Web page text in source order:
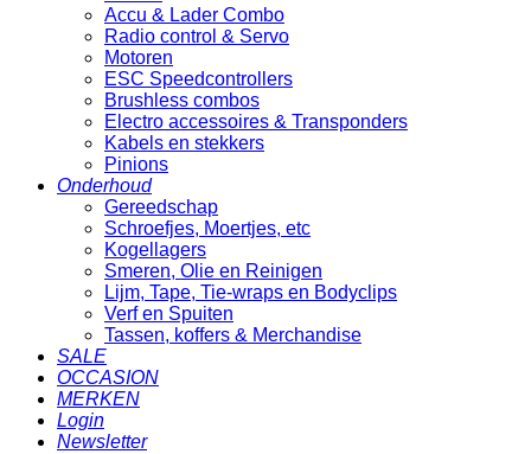
Accu & Lader Combo
Radio control & Servo
Motoren
ESC Speedcontrollers
Brushless combos
Electro accessoires & Transponders
Kabels en stekkers
Pinions
Onderhoud
Gereedschap
Schroefjes, Moertjes, etc
Kogellagers
Smeren, Olie en Reinigen
Lijm, Tape, Tie-wraps en Bodyclips
Verf en Spuiten
Tassen, koffers & Merchandise
SALE
OCCASION
MERKEN
Login
Newsletter